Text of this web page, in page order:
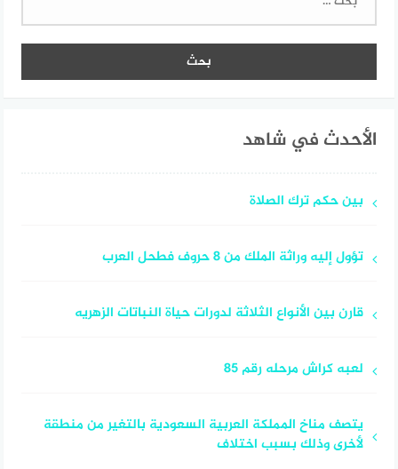
الأحدث في شاهد
بين حكم ترك الصلاة
تؤول إليه وراثة الملك من 8 حروف فطحل العرب
قارن بين الأنواع الثلاثة لدورات حياة النباتات الزهريه
لعبه كراش مرحله رقم 85
يتصف مناخ المملكة العربية السعودية بالتغير من منطقة
لأخرى وذلك بسبب اختلاف